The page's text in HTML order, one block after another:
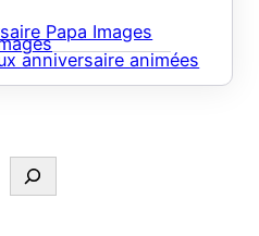
Papa Images
anniversaire animées